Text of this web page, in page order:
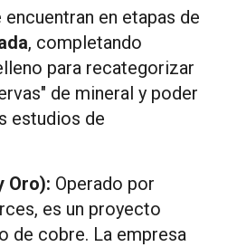
en etapas de
, completando
para recategorizar
de mineral y poder
estudios de
Oro): Operado por
es un proyecto
de cobre. La empresa